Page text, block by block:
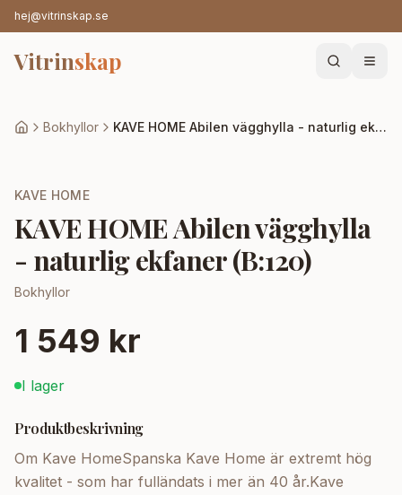
hej@vitrinskap.se
Vitrinskap
Bokhyllor KAVE HOME Abilen vägghylla - naturlig ekfaner (B:120)
KAVE HOME
KAVE HOME Abilen vägghylla
- naturlig ekfaner (B:120)
Bokhyllor
1 549 kr
I lager
Produktbeskrivning
Om Kave HomeSpanska Kave Home är extremt hög
kvalitet - som har fulländats i mer än 40 år.Kave